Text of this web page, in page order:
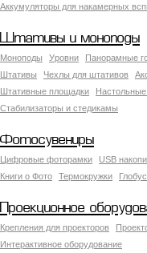
Аккумуляторы для накамерных
Штативы и моноподы
Моноподы Уровни Панорамные
Штативы
Чехлы для штативов
Штативные площадки
Стабилизаторы и стедикамы
Фотосувениры
Цифровые фоторамки USB
Книги о Фото
Термокружки
Проекционное
Крепления для проекторов
Интерактивное оборудование